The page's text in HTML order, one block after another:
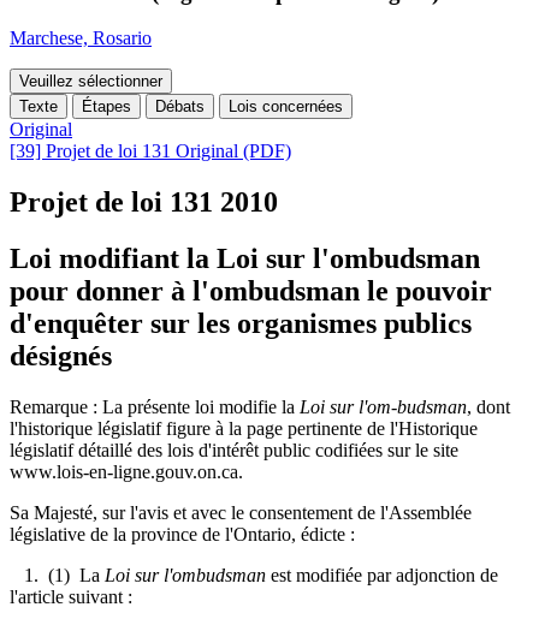
Marchese, Rosario
Veuillez sélectionner
Texte
Étapes Débats Lois concernées
Original
[39] Projet de loi 131 Original (PDF)
Projet de loi 131 2010
Loi modifiant la Loi sur l'ombudsman
pour donner à l'ombudsman le pouvoir
d'enquêter sur les organismes publics
désignés
Remarque : La présente loi modifie la Loi sur l'om-budsman, dont
l'historique législatif figure à la page pertinente de l'Historique
législatif détaillé des lois d'intérêt public codifiées sur le site
www.lois-en-ligne.gouv.on.ca.
Sa Majesté, sur l'avis et avec le consentement de l'Assemblée
législative de la province de l'Ontario, édicte :
1. (1) La Loi sur l'ombudsman est modifiée par adjonction de
l'article suivant :